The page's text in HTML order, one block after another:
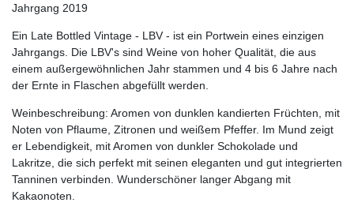
Jahrgang 2019
Ein Late Bottled Vintage - LBV - ist ein Portwein eines einzigen
Jahrgangs. Die LBV's sind Weine von hoher Qualität, die aus
einem außergewöhnlichen Jahr stammen und 4 bis 6 Jahre nach
der Ernte in Flaschen abgefüllt werden.
Weinbeschreibung: Aromen von dunklen kandierten Früchten, mit
Noten von Pflaume, Zitronen und weißem Pfeffer. Im Mund zeigt
er Lebendigkeit, mit Aromen von dunkler Schokolade und
Lakritze, die sich perfekt mit seinen eleganten und gut integrierten
Tanninen verbinden. Wunderschöner langer Abgang mit
Kakaonoten.